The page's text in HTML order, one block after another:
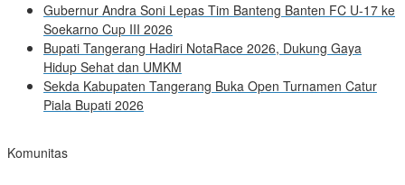
Gubernur Andra Soni Lepas Tim Banteng Banten FC U-17 ke
Soekarno Cup III 2026
Bupati Tangerang Hadiri NotaRace 2026, Dukung Gaya
Hidup Sehat dan UMKM
Sekda Kabupaten Tangerang Buka Open Turnamen Catur
Piala Bupati 2026
Komunitas